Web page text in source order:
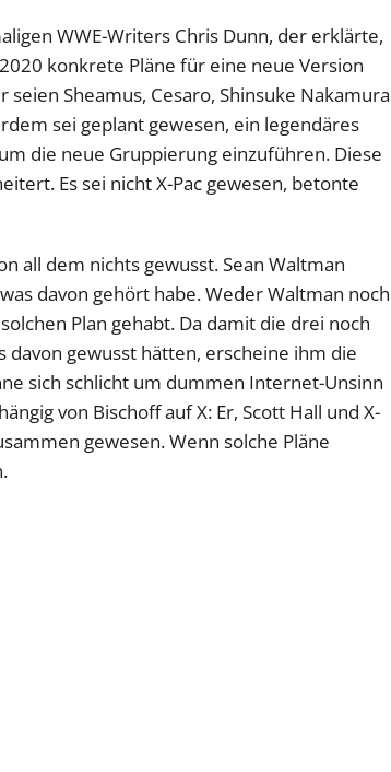
WWE-Writers Chris Dunn, der erklärte,
konkrete Pläne für eine neue Version
Sheamus, Cesaro, Shinsuke Nakamura
sei geplant gewesen, ein legendäres
die neue Gruppierung einzuführen. Diese
Es sei nicht X-Pac gewesen, betonte
all dem nichts gewusst. Sean Waltman
davon gehört habe. Weder Waltman noch
Plan gehabt. Da damit die drei noch
gewusst hätten, erscheine ihm die
sich schlicht um dummen Internet-Unsinn
von Bischoff auf X: Er, Scott Hall und X-
gewesen. Wenn solche Pläne